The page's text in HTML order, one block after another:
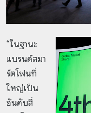
“ในฐานะ
แบรนด์สมา
ร์ตโฟนที่
ใหญ่เป็น
อันดับสี่